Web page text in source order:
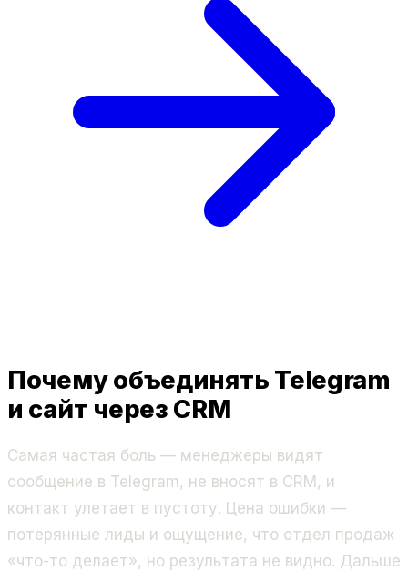
Почему объединять Telegram
и сайт через CRM
Самая частая боль — менеджеры видят
сообщение в Telegram, не вносят в CRM, и
контакт улетает в пустоту. Цена ошибки —
потерянные лиды и ощущение, что отдел продаж
«что-то делает», но результата не видно. Дальше